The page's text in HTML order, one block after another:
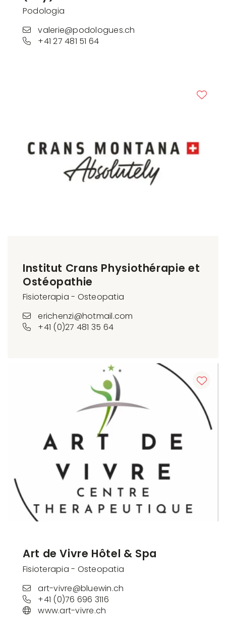
Podologia
valerie@podologues.ch
+41 27 481 51 64
Institut Crans Physiothérapie et
Ostéopathie
Fisioterapia - Osteopatia
erichenzi@hotmail.com
+41 (0)27 481 35 64
Art de Vivre Hôtel & Spa
Fisioterapia - Osteopatia
art-vivre@bluewin.ch
+41 (0)76 696 3116
www.art-vivre.ch